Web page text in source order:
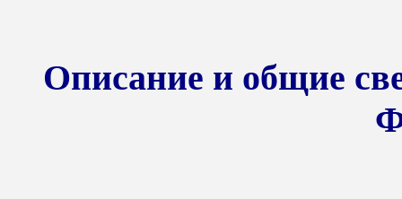
Описание и общие